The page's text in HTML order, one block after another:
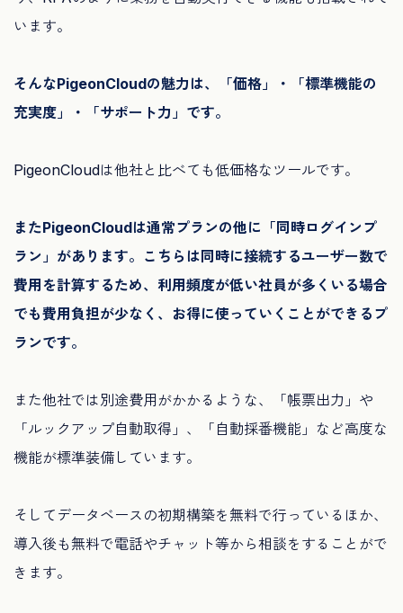
います。
そんなPigeonCloudの魅力は、「価格」・「標準機能の
充実度」・「サポート力」です。
PigeonCloudは他社と比べても低価格なツールです。
またPigeonCloudは通常プランの他に「同時ログインプ
ラン」があります。こちらは同時に接続するユーザー数で
費用を計算するため、利用頻度が低い社員が多くいる場合
でも費用負担が少なく、お得に使っていくことができるプ
ランです。
また他社では別途費用がかかるような、「帳票出力」や
「ルックアップ自動取得」、「自動採番機能」など高度な
機能が標準装備しています。
そしてデータベースの初期構築を無料で行っているほか、
導入後も無料で電話やチャット等から相談をすることがで
きます。